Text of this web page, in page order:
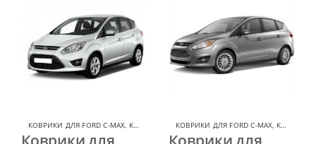
КОВРИКИ ДЛЯ FORD C-MAX, КОВРИКИ ДЛЯ FORD КОВРИКИ ДЛЯ FORD C-MAX, КОВРИКИ ДЛЯ FORD